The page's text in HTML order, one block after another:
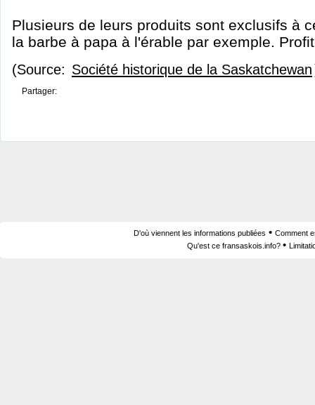
Plusieurs de leurs produits sont exclusifs à
la barbe à papa à l'érable par exemple.
(Source: Société historique de la Saskatchewan
Partager:
D'où viennent les informations publiées • Comment
Qu'est ce fransaskois.info? •